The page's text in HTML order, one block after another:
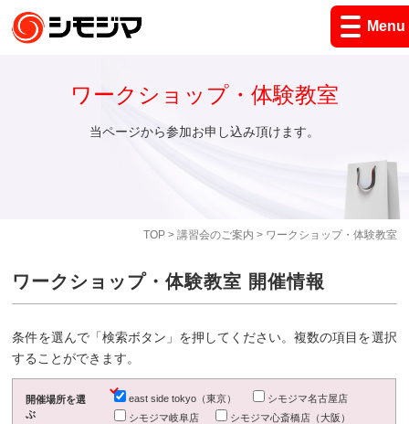
Menu
TOP> 講習会のご案内 > ワークショップ・体験教室
ワークショップ・体験教室
当ページから参加お申し込み頂けます。
ワークショップ・体験教室 開催情報
条件を選んで「検索ボタン」を押してください。複数の項目を選択
することができます。
開催場所を選
ぶ
east side tokyo（東京）
シモジマ名古屋店
シモジマ岐阜店
シモジマ心斎橋店（大阪）